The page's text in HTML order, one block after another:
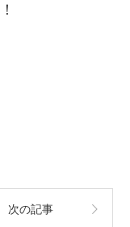
次の記事